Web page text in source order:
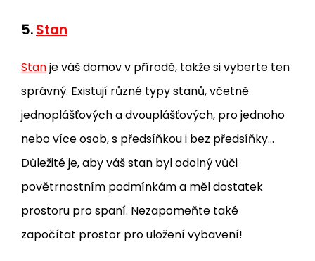
5.Stan
Stanje váš domov v přírodě, takže si vyberte ten
správný. Existují různé typy stanů, včetně
jednoplášťových a dvouplášťových, pro jednoho
nebo více osob, s předsíňkou i bez předsíňky…
Důležité je, aby váš stan byl odolný vůči
povětrnostním podmínkám a měl dostatek
prostoru pro spaní. Nezapomeňte také
započítat prostor pro uložení vybavení!